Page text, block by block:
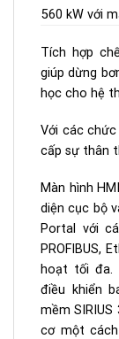
560 kW với
Tích hợp
giúp dừng
học cho hệ
Với các
cấp sự thân
Màn hình
diện cục bộ
Portal với
PROFIBUS,
hoạt tối đa.
điều khiển
mềm SIRIUS
cơ một